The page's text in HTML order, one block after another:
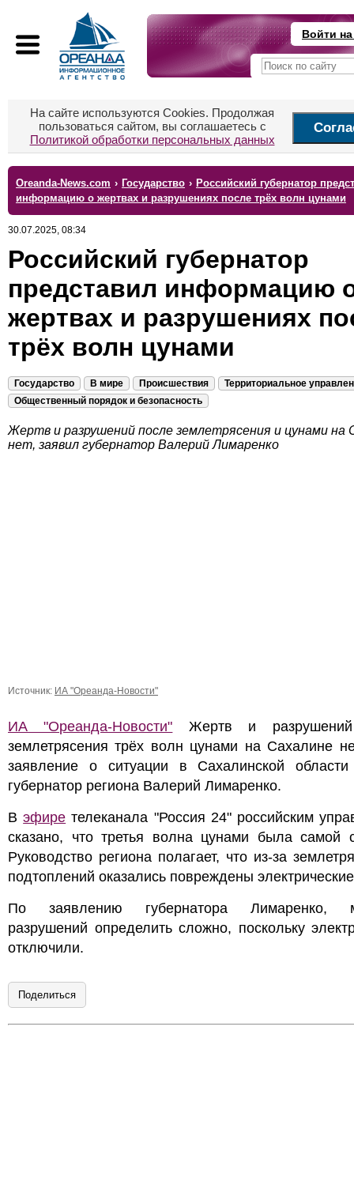
Войти
На сайте используются Cookies. Продолжая
пользоваться сайтом, вы соглашаетесь с
Политикой обработки персональных данных
Oreanda-News.com › Государство › Российский губернатор
информацию о жертвах и разрушениях после трёх волн цунами
30.07.2025, 08:34
Российский губернатор
представил информацию
жертвах и разрушениях
трёх волн цунами
Государство В мире Происшествия
Территориальное
Общественный порядок и безопасность
Жертв и разрушений после землетрясения и цунами на
нет, заявил губернатор Валерий Лимаренко
Источник: ИА "Ореанда-Новости"
ИА "Ореанда-Новости" Жертв и
землетрясения трёх волн цунами на Сахалине
заявление о ситуации в Сахалинской
губернатор региона Валерий Лимаренко.
Вэфире телеканала "Россия 24" российским
сказано, что третья волна цунами была самой
Руководство региона полагает, что из-за
подтоплений оказались повреждены
По заявлению губернатора Лимаренко,
разрушений определить сложно, поскольку
отключили.
Поделиться